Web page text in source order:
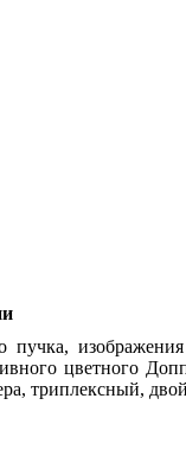
цветного
триплексный,